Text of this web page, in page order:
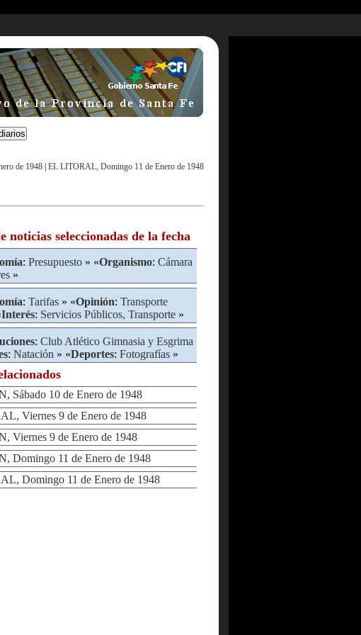
de 1948 EL LITORAL, Domingo 11 de Enero de 1948
noticias seleccionadas de la fecha
: Presupuesto » «Organismo: Cámara
»
: Tarifas » «Opinión: Transporte
Interés: Servicios Públicos, Transporte »
: Club Atlético Gimnasia y Esgrima
: Natación » «Deportes: Fotografías »
Sábado 10 de Enero de 1948
Viernes 9 de Enero de 1948
Viernes 9 de Enero de 1948
Domingo 11 de Enero de 1948
Domingo 11 de Enero de 1948